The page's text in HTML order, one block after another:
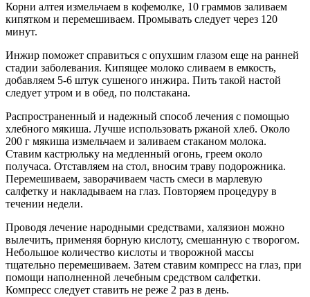
Корни алтея измельчаем в кофемолке, 10 граммов заливаем
кипятком и перемешиваем. Промывать следует через 120
минут.
Инжир поможет справиться с опухшим глазом еще на ранней
стадии заболевания. Кипящее молоко сливаем в емкость,
добавляем 5-6 штук сушеного инжира. Пить такой настой
следует утром и в обед, по полстакана.
Распространенный и надежный способ лечения с помощью
хлебного мякиша. Лучше использовать ржаной хлеб. Около
200 г мякиша измельчаем и заливаем стаканом молока.
Ставим кастрюльку на медленный огонь, греем около
получаса. Отставляем на стол, вносим траву подорожника.
Перемешиваем, заворачиваем часть смеси в марлевую
салфетку и накладываем на глаз. Повторяем процедуру в
течении недели.
Проводя лечение народными средствами, халязион можно
вылечить, применяя борную кислоту, смешанную с творогом.
Небольшое количество кислоты и творожной массы
тщательно перемешиваем. Затем ставим компресс на глаз, при
помощи наполненной лечебным средством салфетки.
Компресс следует ставить не реже 2 раз в день.